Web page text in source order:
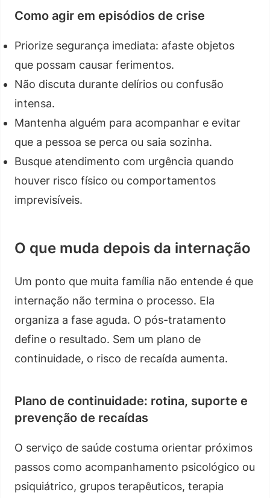
Como agir em episódios de crise
Priorize segurança imediata: afaste objetos
que possam causar ferimentos.
Não discuta durante delírios ou confusão
intensa.
Mantenha alguém para acompanhar e evitar
que a pessoa se perca ou saia sozinha.
Busque atendimento com urgência quando
houver risco físico ou comportamentos
imprevisíveis.
O que muda depois da internação
Um ponto que muita família não entende é que
internação não termina o processo. Ela
organiza a fase aguda. O pós-tratamento
define o resultado. Sem um plano de
continuidade, o risco de recaída aumenta.
Plano de continuidade: rotina, suporte e
prevenção de recaídas
O serviço de saúde costuma orientar próximos
passos como acompanhamento psicológico ou
psiquiátrico, grupos terapêuticos, terapia